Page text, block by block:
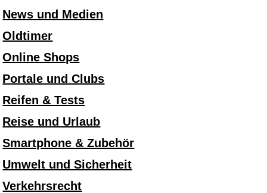
News und Medien
Oldtimer
Online Shops
Portale und Clubs
Reifen & Tests
Reise und Urlaub
Smartphone & Zubehör
Umwelt und Sicherheit
Verkehrsrecht